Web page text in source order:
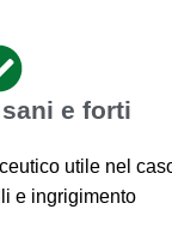
e forti
utile nel
e ingrigimento